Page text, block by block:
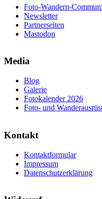
Foto-Wandern-
Newsletter
Partnerseiten
Mastodon
Media
Blog
Galerie
Fotokalender 2026
Foto- und
Kontakt
Kontaktformular
Impressum
Datenschutzerklärung